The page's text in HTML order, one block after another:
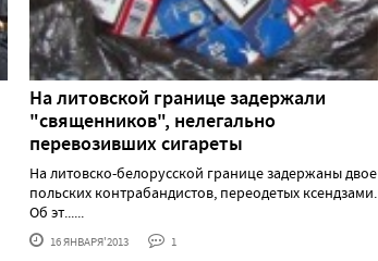
На литовской границе задержали
"священников", нелегально
перевозивших сигареты
На литовско-белорусской границе задержаны двое
польских контрабандистов, переодетых ксендзами.
Об эт......
16 ЯНВАРЯ'2013 1